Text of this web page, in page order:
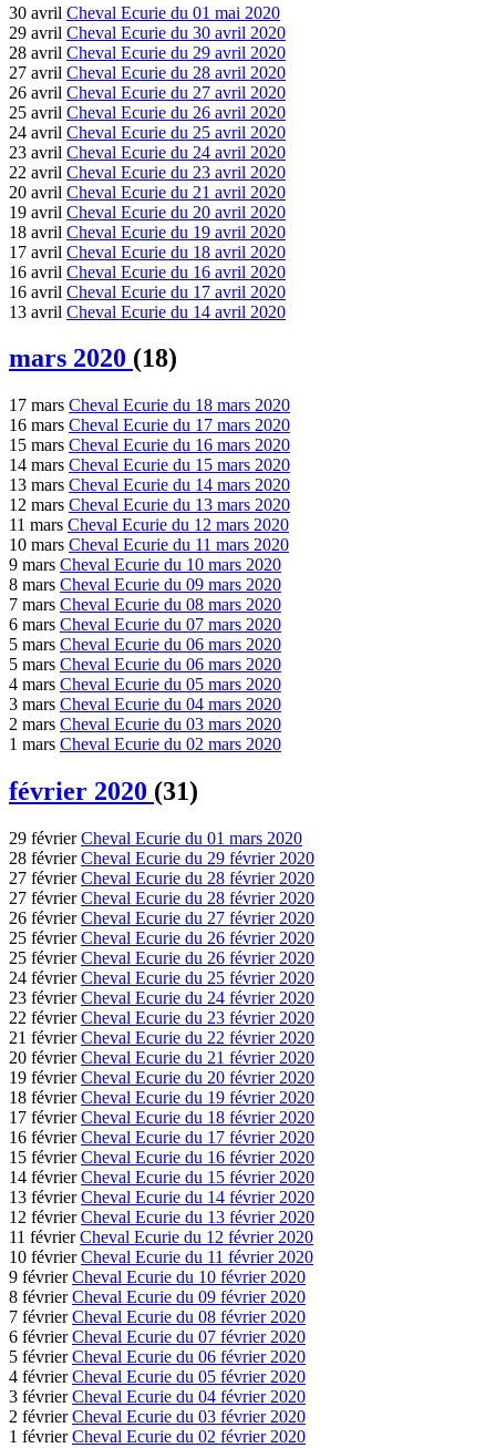
30 avril Cheval Ecurie du 01 mai 2020
29 avril Cheval Ecurie du 30 avril 2020
28 avril Cheval Ecurie du 29 avril 2020
27 avril Cheval Ecurie du 28 avril 2020
26 avril Cheval Ecurie du 27 avril 2020
25 avril Cheval Ecurie du 26 avril 2020
24 avril Cheval Ecurie du 25 avril 2020
23 avril Cheval Ecurie du 24 avril 2020
22 avril Cheval Ecurie du 23 avril 2020
20 avril Cheval Ecurie du 21 avril 2020
19 avril Cheval Ecurie du 20 avril 2020
18 avril Cheval Ecurie du 19 avril 2020
17 avril Cheval Ecurie du 18 avril 2020
16 avril Cheval Ecurie du 16 avril 2020
16 avril Cheval Ecurie du 17 avril 2020
13 avril Cheval Ecurie du 14 avril 2020
mars 2020 (18)
17 mars Cheval Ecurie du 18 mars 2020
16 mars Cheval Ecurie du 17 mars 2020
15 mars Cheval Ecurie du 16 mars 2020
14 mars Cheval Ecurie du 15 mars 2020
13 mars Cheval Ecurie du 14 mars 2020
12 mars Cheval Ecurie du 13 mars 2020
11 mars Cheval Ecurie du 12 mars 2020
10 mars Cheval Ecurie du 11 mars 2020
9 mars Cheval Ecurie du 10 mars 2020
8 mars Cheval Ecurie du 09 mars 2020
7 mars Cheval Ecurie du 08 mars 2020
6 mars Cheval Ecurie du 07 mars 2020
5 mars Cheval Ecurie du 06 mars 2020
5 mars Cheval Ecurie du 06 mars 2020
4 mars Cheval Ecurie du 05 mars 2020
3 mars Cheval Ecurie du 04 mars 2020
2 mars Cheval Ecurie du 03 mars 2020
1 mars Cheval Ecurie du 02 mars 2020
février 2020 (31)
29 février Cheval Ecurie du 01 mars 2020
28 février Cheval Ecurie du 29 février 2020
27 février Cheval Ecurie du 28 février 2020
27 février Cheval Ecurie du 28 février 2020
26 février Cheval Ecurie du 27 février 2020
25 février Cheval Ecurie du 26 février 2020
25 février Cheval Ecurie du 26 février 2020
24 février Cheval Ecurie du 25 février 2020
23 février Cheval Ecurie du 24 février 2020
22 février Cheval Ecurie du 23 février 2020
21 février Cheval Ecurie du 22 février 2020
20 février Cheval Ecurie du 21 février 2020
19 février Cheval Ecurie du 20 février 2020
18 février Cheval Ecurie du 19 février 2020
17 février Cheval Ecurie du 18 février 2020
16 février Cheval Ecurie du 17 février 2020
15 février Cheval Ecurie du 16 février 2020
14 février Cheval Ecurie du 15 février 2020
13 février Cheval Ecurie du 14 février 2020
12 février Cheval Ecurie du 13 février 2020
11 février Cheval Ecurie du 12 février 2020
10 février Cheval Ecurie du 11 février 2020
9 février Cheval Ecurie du 10 février 2020
8 février Cheval Ecurie du 09 février 2020
7 février Cheval Ecurie du 08 février 2020
6 février Cheval Ecurie du 07 février 2020
5 février Cheval Ecurie du 06 février 2020
4 février Cheval Ecurie du 05 février 2020
3 février Cheval Ecurie du 04 février 2020
2 février Cheval Ecurie du 03 février 2020
1 février Cheval Ecurie du 02 février 2020